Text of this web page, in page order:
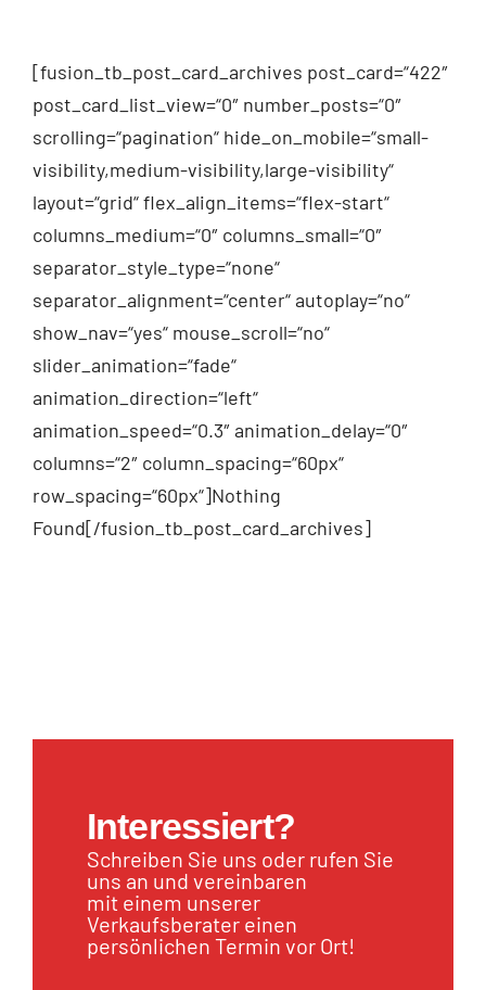
[fusion_tb_post_card_archives post_card=“422″
post_card_list_view=“0″ number_posts=“0″
scrolling=“pagination“ hide_on_mobile=“small-
visibility,medium-visibility,large-visibility“
layout=“grid“ flex_align_items=“flex-start“
columns_medium=“0″ columns_small=“0″
separator_style_type=“none“
separator_alignment=“center“ autoplay=“no“
show_nav=“yes“ mouse_scroll=“no“
slider_animation=“fade“
animation_direction=“left“
animation_speed=“0.3″ animation_delay=“0″
columns=“2″ column_spacing=“60px“
row_spacing=“60px“]Nothing
Found[/fusion_tb_post_card_archives]
Interessiert?
Schreiben Sie uns oder rufen Sie
uns an und vereinbaren
mit einem unserer
Verkaufsberater einen
persönlichen Termin vor Ort!